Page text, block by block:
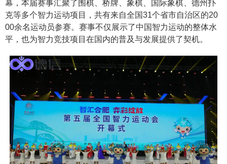
幕，本届赛事汇聚了围棋、桥牌、象棋、国际象棋、德州扑
克等多个智力运动项目，共有来自全国31个省市自治区的20
00余名运动员参赛。赛事不仅展示了中国智力运动的整体水
平，也为智力竞技项目在国内的普及与发展提供了契机。